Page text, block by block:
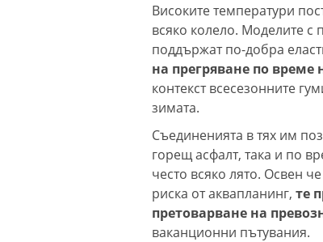
Високите температури
всяко колело. Моделите с
поддържат по-добра
на прегряване по време
контекст всесезонните
зимата.
Съединенията в тях им
горещ асфалт, така и по
често всяко лято. Освен
риска от аквапланинг, те
претоварване на
ваканционни пътувания.